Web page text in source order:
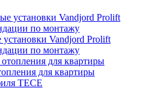
Vandjord Prolift
по монтажу
для квартиры